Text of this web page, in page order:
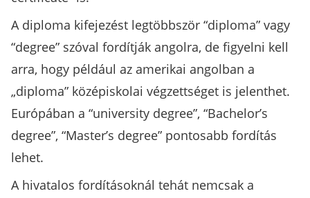
A diploma kifejezést legtöbbször “diploma” vagy
“degree” szóval fordítják angolra, de figyelni kell
arra, hogy például az amerikai angolban a
„diploma” középiskolai végzettséget is jelenthet.
Európában a “university degree”, “Bachelor’s
degree”, “Master’s degree” pontosabb fordítás
lehet.
A hivatalos fordításoknál tehát nemcsak a